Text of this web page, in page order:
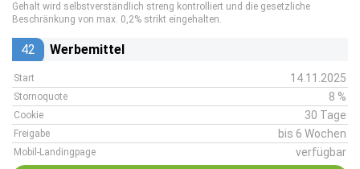
Gehalt wird selbstverständlich streng kontrolliert und die gesetzliche
Beschränkung von max. 0,2% strikt eingehalten.
42 Werbemittel
Start 14.11.2025
Stornoquote 8 %
Cookie 30 Tage
Freigabe bis 6 Wochen
Mobil-Landingpage verfügbar